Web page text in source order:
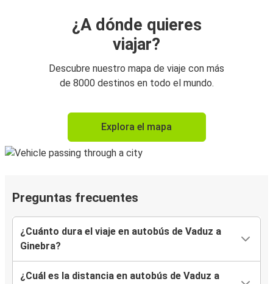
¿A dónde quieres
viajar?
Descubre nuestro mapa de viaje con más
de 8000 destinos en todo el mundo.
Explora el mapa
Preguntas frecuentes
¿Cuánto dura el viaje en autobús de Vaduz a
Ginebra?
¿Cuál es la distancia en autobús de Vaduz a